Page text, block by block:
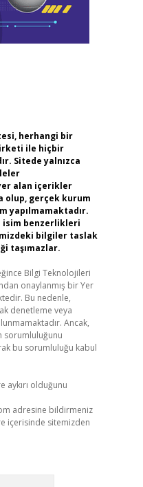
herhangi bir
ile hiçbir
Sitede yalnızca
alan içerikler
olup, gerçek kurum
yapılmamaktadır.
isim benzerlikleri
bilgiler taslak
taşımazlar.
Bilgi Teknolojileri
onaylanmış bir Yer
Bu nedenle,
denetleme veya
Ancak,
sorumluluğunu
bu sorumluluğu kabul
aykırı olduğunu
adresine bildirmeniz
içerisinde sitemizden